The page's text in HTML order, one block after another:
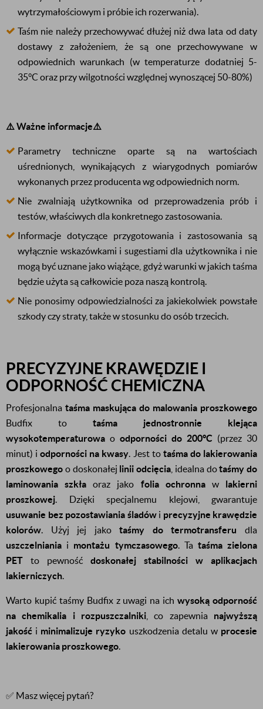
wytrzymałościowym i próbie ich rozerwania).
Taśm nie należy przechowywać dłużej niż dwa lata od daty
dostawy z założeniem, że są one przechowywane w
odpowiednich warunkach (w temperaturze dodatniej 5-
35°C oraz przy wilgotności względnej wynoszącej 50-80%)
⚠️ Ważne informacje⚠️
Parametry techniczne oparte są na wartościach
uśrednionych, wynikających z wiarygodnych pomiarów
wykonanych przez producenta wg odpowiednich norm.
Nie zwalniają użytkownika od przeprowadzenia prób i
testów, właściwych dla konkretnego zastosowania.
Informacje dotyczące przygotowania i zastosowania są
wyłącznie wskazówkami i sugestiami dla użytkownika i nie
mogą być uznane jako wiążące, gdyż warunki w jakich taśma
będzie użyta są całkowicie poza naszą kontrolą.
Nie ponosimy odpowiedzialności za jakiekolwiek powstałe
szkody czy straty, także w stosunku do osób trzecich.
PRECYZYJNE KRAWĘDZIE I
ODPORNOŚĆ CHEMICZNA
Profesjonalna taśma maskująca do malowania proszkowego
Budfix to taśma jednostronnie klejąca
wysokotemperaturowa o odporności do 200°C (przez 30
minut) iodporności na kwasy. Jest to taśma do lakierowania
proszkowego o doskonałej linii odcięcia , idealna dotaśmy do
laminowania szkła oraz jako folia ochronnaw lakierni
proszkowej. Dzięki specjalnemu klejowi, gwarantuje
usuwanie bez pozostawiania śladówi precyzyjne krawędzie
kolorów. Użyj jej jakotaśmy do termotransferu dla
uszczelniania i montażu tymczasowego. Ta taśma zielona
PET to pewność doskonałej stabilności w aplikacjach
lakierniczych.
Warto kupić taśmy Budfix z uwagi na ichwysoką odporność
na chemikalia i rozpuszczalniki , co zapewnia najwyższą
jakość i minimalizuje ryzyko uszkodzenia detalu w procesie
lakierowania proszkowego.
✅ Masz więcej pytań?